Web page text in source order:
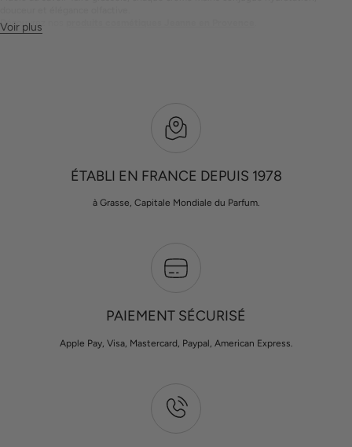
Découvrez nos
Voir plus
ÉTABLI EN FRANCE DEPUIS 1978
à Grasse, Capitale Mondiale du Parfum.
PAIEMENT SÉCURISÉ
Apple Pay, Visa, Mastercard, Paypal, American Express.